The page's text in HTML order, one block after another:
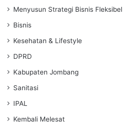
Menyusun Strategi Bisnis Fleksibel
Bisnis
Kesehatan & Lifestyle
DPRD
Kabupaten Jombang
Sanitasi
IPAL
Kembali Melesat